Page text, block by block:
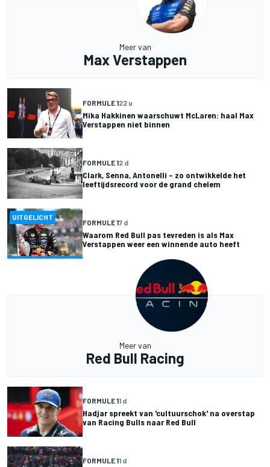
Meer van
Max Verstappen
FORMULE 122 u
Mika Hakkinen waarschuwt McLaren: haal Max
Verstappen niet binnen
FORMULE 12 d
Clark, Senna, Antonelli – zo ontwikkelde het
leeftijdsrecord voor de grand chelem
UITGELICHT
FORMULE 17 d
Waarom Red Bull pas tevreden is als Max
Verstappen weer een winnende auto heeft
Meer van
Red Bull Racing
FORMULE 11 d
Hadjar spreekt van 'cultuurschok' na overstap
van Racing Bulls naar Red Bull
FORMULE 11 d